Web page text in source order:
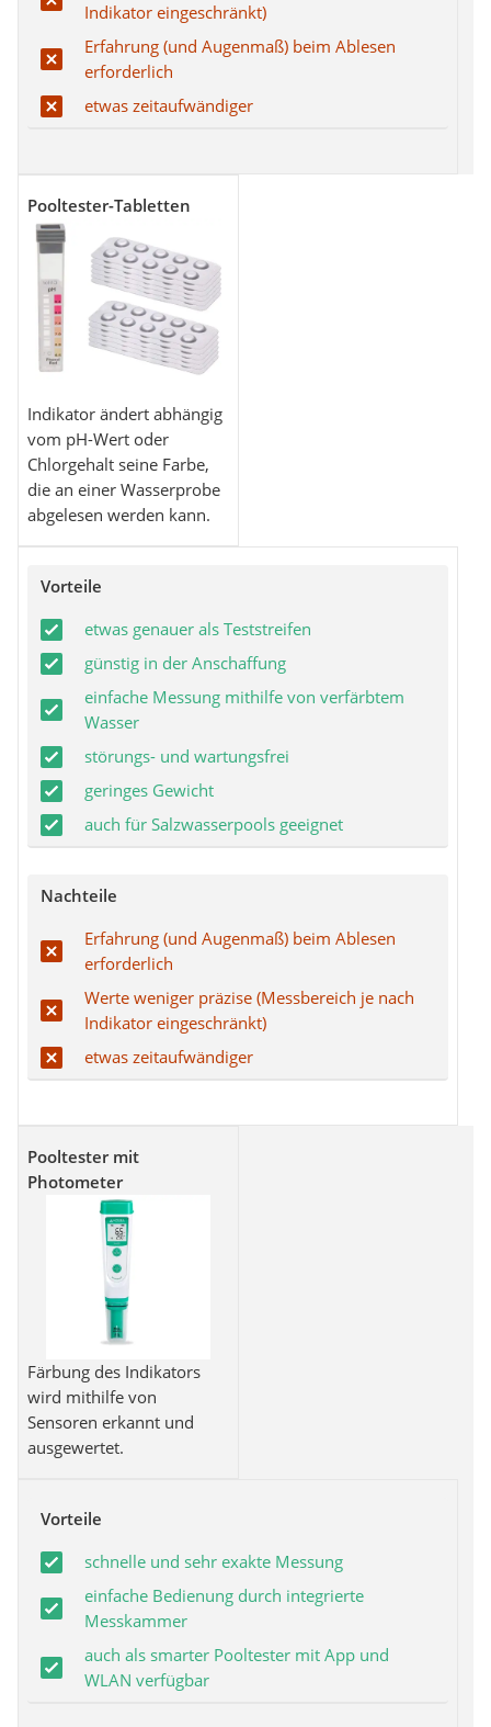
Indikator eingeschränkt)
Erfahrung (und Augenmaß) beim Ablesen
erforderlich
etwas zeitaufwändiger
Pooltester-Tabletten
Indikator ändert abhängig
vom pH-Wert oder
Chlorgehalt seine Farbe,
die an einer Wasserprobe
abgelesen werden kann.
Vorteile
etwas genauer als Teststreifen
günstig in der Anschaffung
einfache Messung mithilfe von verfärbtem
Wasser
störungs- und wartungsfrei
geringes Gewicht
auch für Salzwasserpools geeignet
Nachteile
Erfahrung (und Augenmaß) beim Ablesen
erforderlich
Werte weniger präzise (Messbereich je nach
Indikator eingeschränkt)
etwas zeitaufwändiger
Pooltester mit
Photometer
Färbung des Indikators
wird mithilfe von
Sensoren erkannt und
ausgewertet.
Vorteile
schnelle und sehr exakte Messung
einfache Bedienung durch integrierte
Messkammer
auch als smarter Pooltester mit App und
WLAN verfügbar